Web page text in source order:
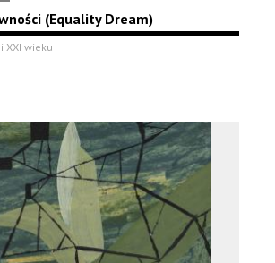
(Equality Dream)
XXI wieku